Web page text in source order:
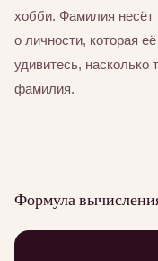
хобби. Фамилия
о личности, которая
удивитесь,
фамилия.
Формула